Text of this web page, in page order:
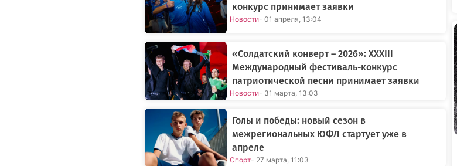
конкурс принимает заявки
Новости- 01 апреля, 13:04
«Солдатский конверт – 2026»: XXXIII
Международный фестиваль-конкурс
патриотической песни принимает заявки
Новости- 31 марта, 13:03
Голы и победы: новый сезон в
межрегиональных ЮФЛ стартует уже в
апреле
Спорт- 27 марта, 11:03